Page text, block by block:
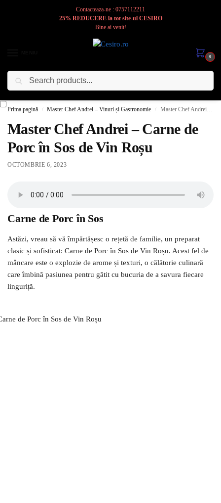
Contacteaza-ne : 0757112211
25% REDUCERE la tot site-ul CESIRO
Bine ai venit!
0
Cesiro
Prima pagină / Master Chef Andrei – Vinuri și Gastronomie / Master Chef Andrei – Carne de Porc în Sos de Vin Roșu
Master Chef Andrei – Carne de
Porc în Sos de Vin Roșu
OCTOMBRIE 6, 2023
Carne de Porc în Sos
Astăzi, vreau să vă împărtășesc o rețetă de familie, un preparat
clasic și sofisticat: Carne de Porc în Sos de Vin Roșu. Acest fel de
mâncare este o explozie de arome și texturi, o călătorie culinară
care îmbină pasiunea pentru gătit cu bucuria de a savura fiecare
linguriță.